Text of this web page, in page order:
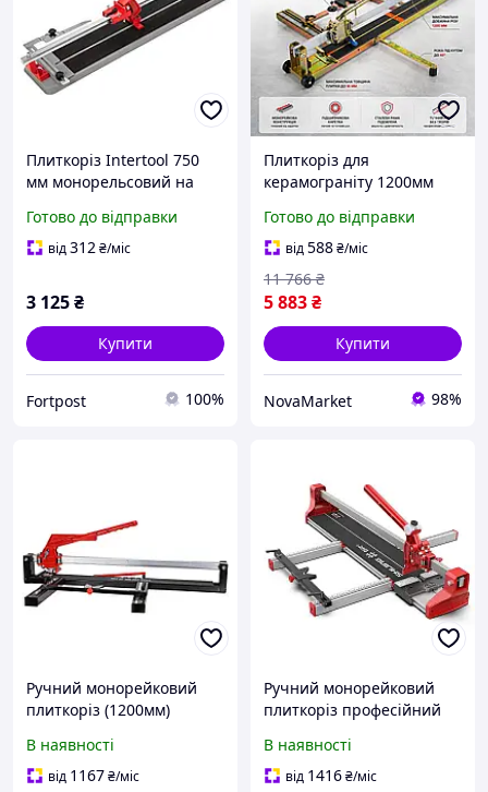
Плиткоріз Intertool 750
мм монорельсовий на
Готово до відправки
від312₴/міс
3 125₴
Купити
Fortpost 100%
Плиткоріз для
керамограніту 1200мм
підшипником для
керамограніту Плиткоріз
монорейковий ручний
Готово до відправки
від588₴/міс
5 883₴
11 766 ₴
Купити
NovaMarket 98%
Ручний монорейковий
плиткоріз (1200мм)
Професійний плиткоріз
роликовий
В наявності
від 1167₴/міс
Ручний монорейковий
плиткоріз професійний
3721 Плиткоріз ручний
роликовий
В наявності
від 1416₴/міс